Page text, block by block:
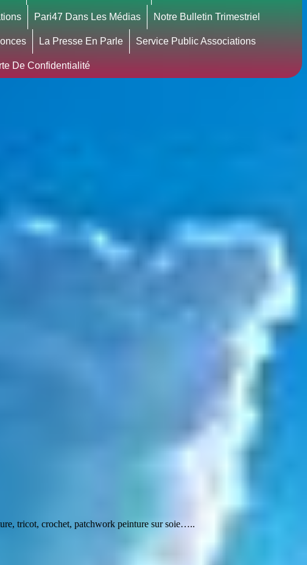
Pari47 Dans Les Médias Notre Bulletin Trimestriel
La Presse En Parle Service Public Associations
De Confidentialité
tricot, crochet, patchwork peinture sur soie…..